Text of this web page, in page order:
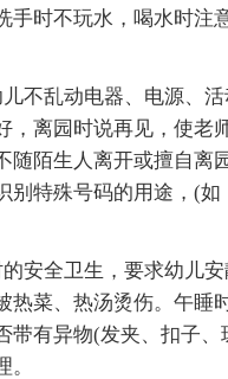
手时不玩水，喝水时注
不乱动电器、电源、活
，离园时说再见，使老
随陌生人离开或擅自离
别特殊号码的用途，(如
安全卫生，要求幼儿
热菜、热汤烫伤。午睡
带有异物(发夹、扣子、
。